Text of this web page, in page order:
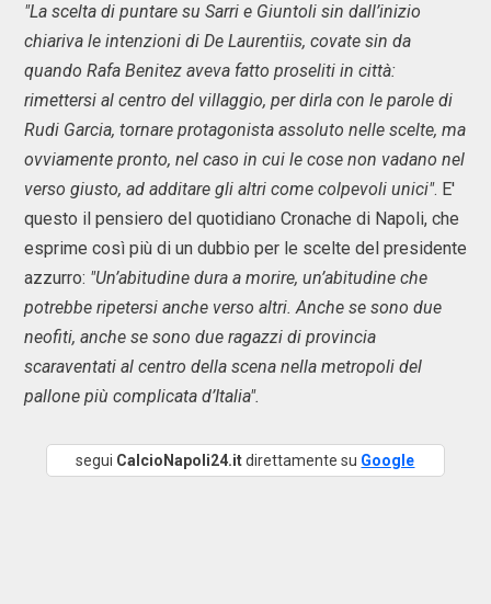
"La scelta di puntare su Sarri e Giuntoli sin dall’inizio
chiariva le intenzioni di De Laurentiis, covate sin da
quando Rafa Benitez aveva fatto proseliti in città:
rimettersi al centro del villaggio, per dirla con le parole di
Rudi Garcia, tornare protagonista assoluto nelle scelte, ma
ovviamente pronto, nel caso in cui le cose non vadano nel
verso giusto, ad additare gli altri come colpevoli unici". E'
questo il pensiero del quotidiano Cronache di Napoli, che
esprime così più di un dubbio per le scelte del presidente
azzurro: "Un’abitudine dura a morire, un’abitudine che
potrebbe ripetersi anche verso altri. Anche se sono due
neofiti, anche se sono due ragazzi di provincia
scaraventati al centro della scena nella metropoli del
pallone più complicata d’Italia".
segui CalcioNapoli24.itdirettamente su Google